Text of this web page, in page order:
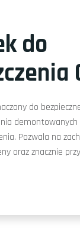
do
do
Pozwala na
oraz znacznie